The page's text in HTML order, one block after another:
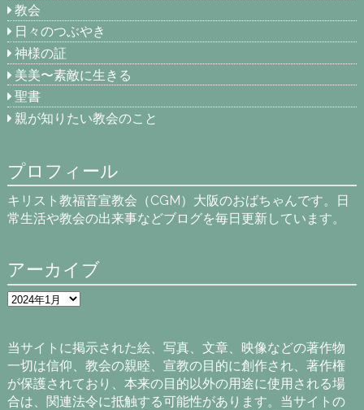
教会
日々のつぶやき
神様の証
美美〜素敵に生きる
聖書
親が知りたい教会のこと
プロフィール
キリスト教福音宣教会（CGM）大阪のおばちゃんです。日
常生活や教会の出来事などブログを毎日更新しています。
アーカイブ
ア
ー
ブ
当サイトに掲示された絵、写真、文章、映像などの著作物
一切は信仰、教会の親睦、宣教の目的に創作され、著作権
が保護されており、本来の目的以外の用途に使用される場
合は、関連法令に抵触する可能性があります。当サイトの